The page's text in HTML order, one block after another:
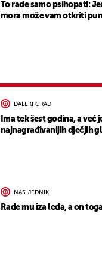
To rade samo psihopati:
mora može vam otkriti
DALEKI GRAD
Ima tek šest godina, a već
najnagrađivanijih dječjih
NASLJEDNIK
Rade mu iza leđa, a on